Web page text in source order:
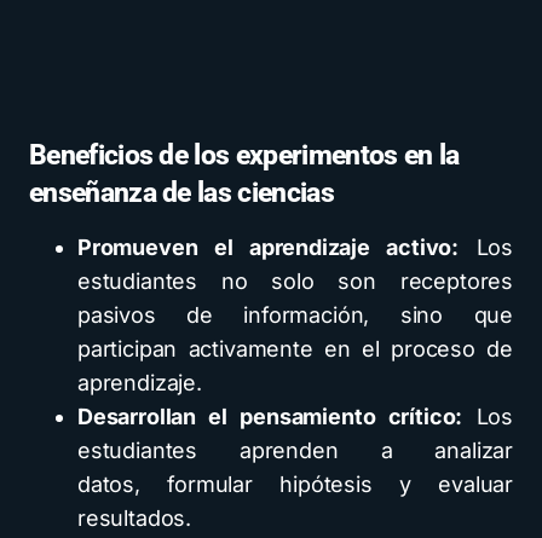
Beneficios de los experimentos en la
enseñanza de las ciencias
Promueven el aprendizaje activo: Los
estudiantes no solo son receptores
pasivos de información, sino que
participan activamente en el proceso de
aprendizaje.
Desarrollan el pensamiento crítico: Los
estudiantes aprenden a analizar
datos, formular hipótesis y evaluar
resultados.